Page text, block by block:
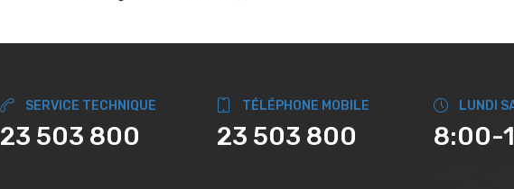
SERVICE TECHNIQUE
23 503 800
TÉLÉPHONE MOBILE
23 503 800
LUNDI
8:00-